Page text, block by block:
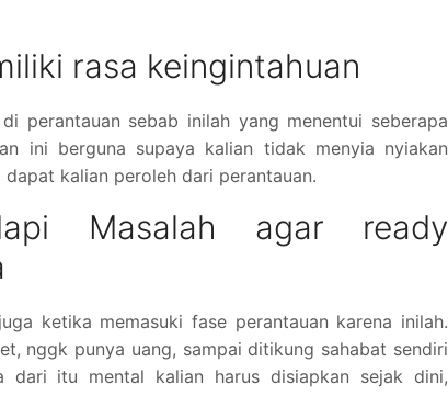
rasa keingintahuan
perantauan sebab inilah yang menentui seberapa
ini berguna supaya kalian tidak menyia nyiakan
kalian peroleh dari perantauan.
Masalah agar ready
ketika memasuki fase perantauan karena inilah.
nggk punya uang, sampai ditikung sahabat sendiri
dari itu mental kalian harus disiapkan sejak dini,